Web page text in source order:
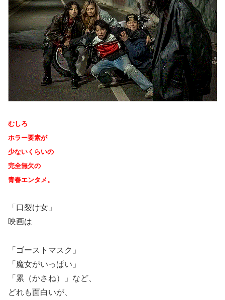
むしろ
ホラー要素が
少ないくらいの
完全無欠の
青春エンタメ。
「口裂け女」
映画は
「ゴーストマスク」
「魔女がいっぱい」
「累（かさね）」など、
どれも面白いが、